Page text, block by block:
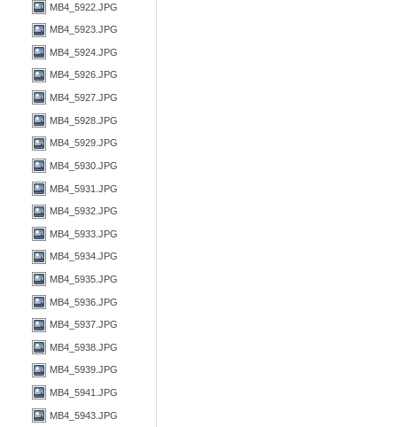
MB4_5922.JPG
MB4_5923.JPG
MB4_5924.JPG
MB4_5926.JPG
MB4_5927.JPG
MB4_5928.JPG
MB4_5929.JPG
MB4_5930.JPG
MB4_5931.JPG
MB4_5932.JPG
MB4_5933.JPG
MB4_5934.JPG
MB4_5935.JPG
MB4_5936.JPG
MB4_5937.JPG
MB4_5938.JPG
MB4_5939.JPG
MB4_5941.JPG
MB4_5943.JPG